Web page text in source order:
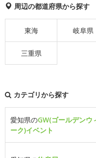
周辺の都道府県から探す
東海 岐阜県
三重県
カテゴリから探す
愛知県のGW(ゴールデンウ
ーク)イベント